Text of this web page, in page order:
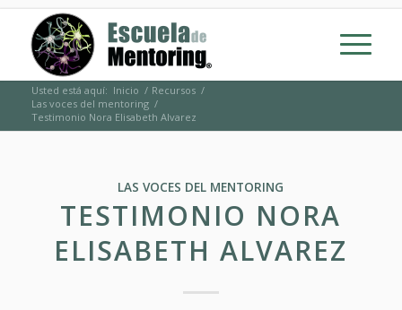
Usted está aquí: Inicio / Recursos /
Las voces del mentoring /
Testimonio Nora Elisabeth Alvarez
LAS VOCES DEL MENTORING
TESTIMONIO NORA
ELISABETH ALVAREZ